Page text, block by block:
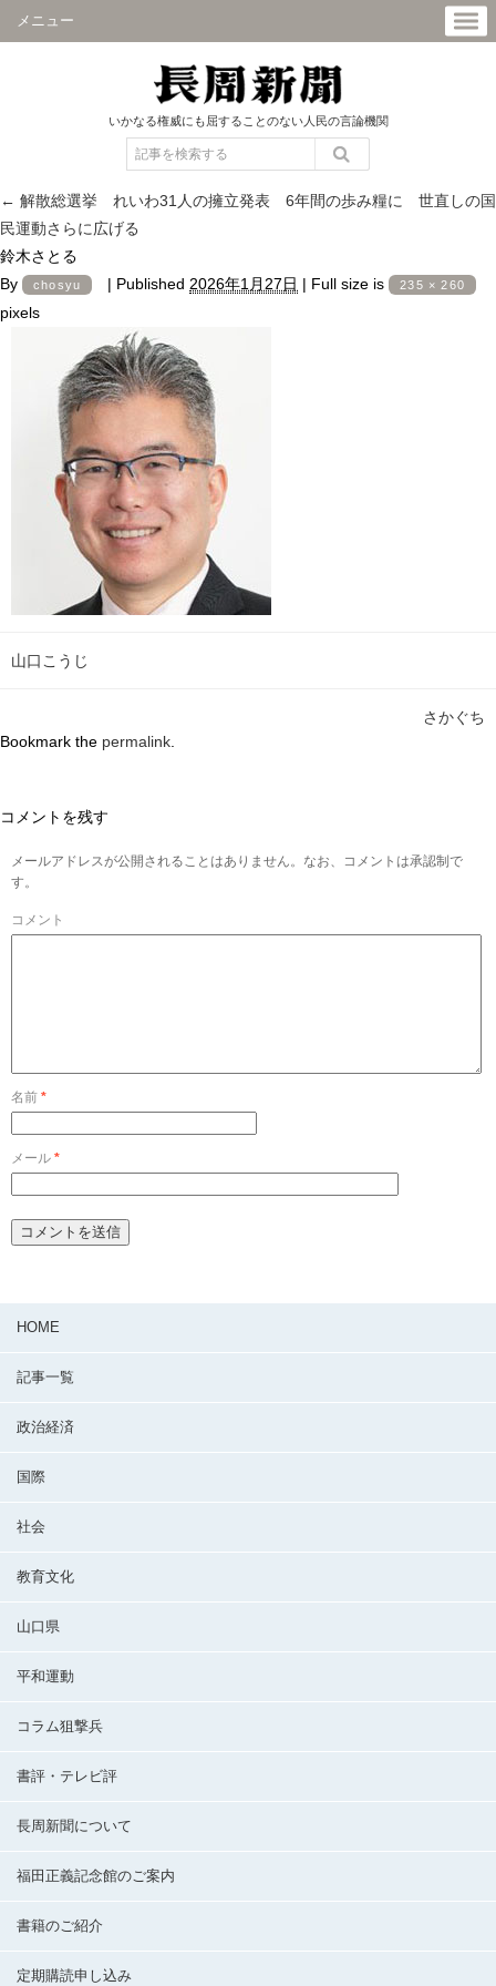
メニュー
いかなる権威にも屈することのない人民の言論機関
← 解散総選挙 れいわ31人の擁立発表 6年間の歩み糧に 世直しの国
民運動さらに広げる
鈴木さとる
By
chosyu | Published 2026年1月27日 | Full size is 235 × 260
pixels
山口こうじ
さかぐち
Bookmark the permalink
コメントを残す
メールアドレスが公開されることはありません。なお、コメントは承認制で
す。
コメント
名前 *
メール *
HOME
記事一覧
政治経済
国際
社会
教育文化
山口県
平和運動
コラム狙撃兵
書評・テレビ評
長周新聞について
福田正義記念館のご案内
書籍のご紹介
定期購読申し込み